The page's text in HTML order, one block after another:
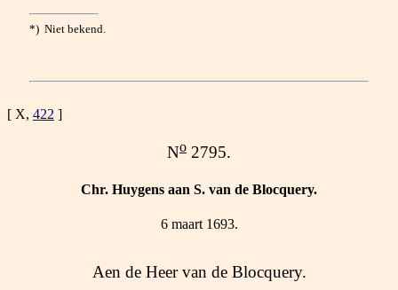
*) Niet bekend.
[ X, 422 ]
No 2795.
Chr. Huygens aan S. van de Blocquery.
6 maart 1693.
Aen de Heer van de Blocquery.